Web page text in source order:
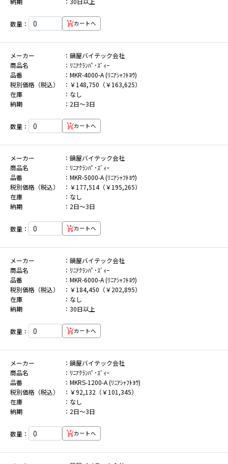
数量： カートへ
メーカー
鍋屋バイテック会社
商品名
ﾘﾆｱｸﾗﾝﾊﾟ･ｽﾞｨｰ
品番
MKR-4000-A (ﾘﾆｱｼｬﾌﾄﾖｳ)
税別価格（税込）
￥148,750（￥163,625）
在庫
なし
納期
2日～3日
数量： カートへ
メーカー
鍋屋バイテック会社
商品名
ﾘﾆｱｸﾗﾝﾊﾟ･ｽﾞｨｰ
品番
MKR-5000-A (ﾘﾆｱｼｬﾌﾄﾖｳ)
税別価格（税込）
￥177,514（￥195,265）
在庫
なし
納期
2日～3日
数量： カートへ
メーカー
鍋屋バイテック会社
商品名
ﾘﾆｱｸﾗﾝﾊﾟ･ｽﾞｨｰ
品番
MKR-6000-A (ﾘﾆｱｼｬﾌﾄﾖｳ)
税別価格（税込）
￥184,450（￥202,895）
在庫
なし
納期
30日以上
数量： カートへ
メーカー
鍋屋バイテック会社
商品名
ﾘﾆｱｸﾗﾝﾊﾟ･ｽﾞｨｰ
品番
MKRS-1200-A (ﾘﾆｱｼｬﾌﾄﾖｳ)
税別価格（税込）
￥92,132（￥101,345）
在庫
なし
納期
2日～3日
数量： カートへ